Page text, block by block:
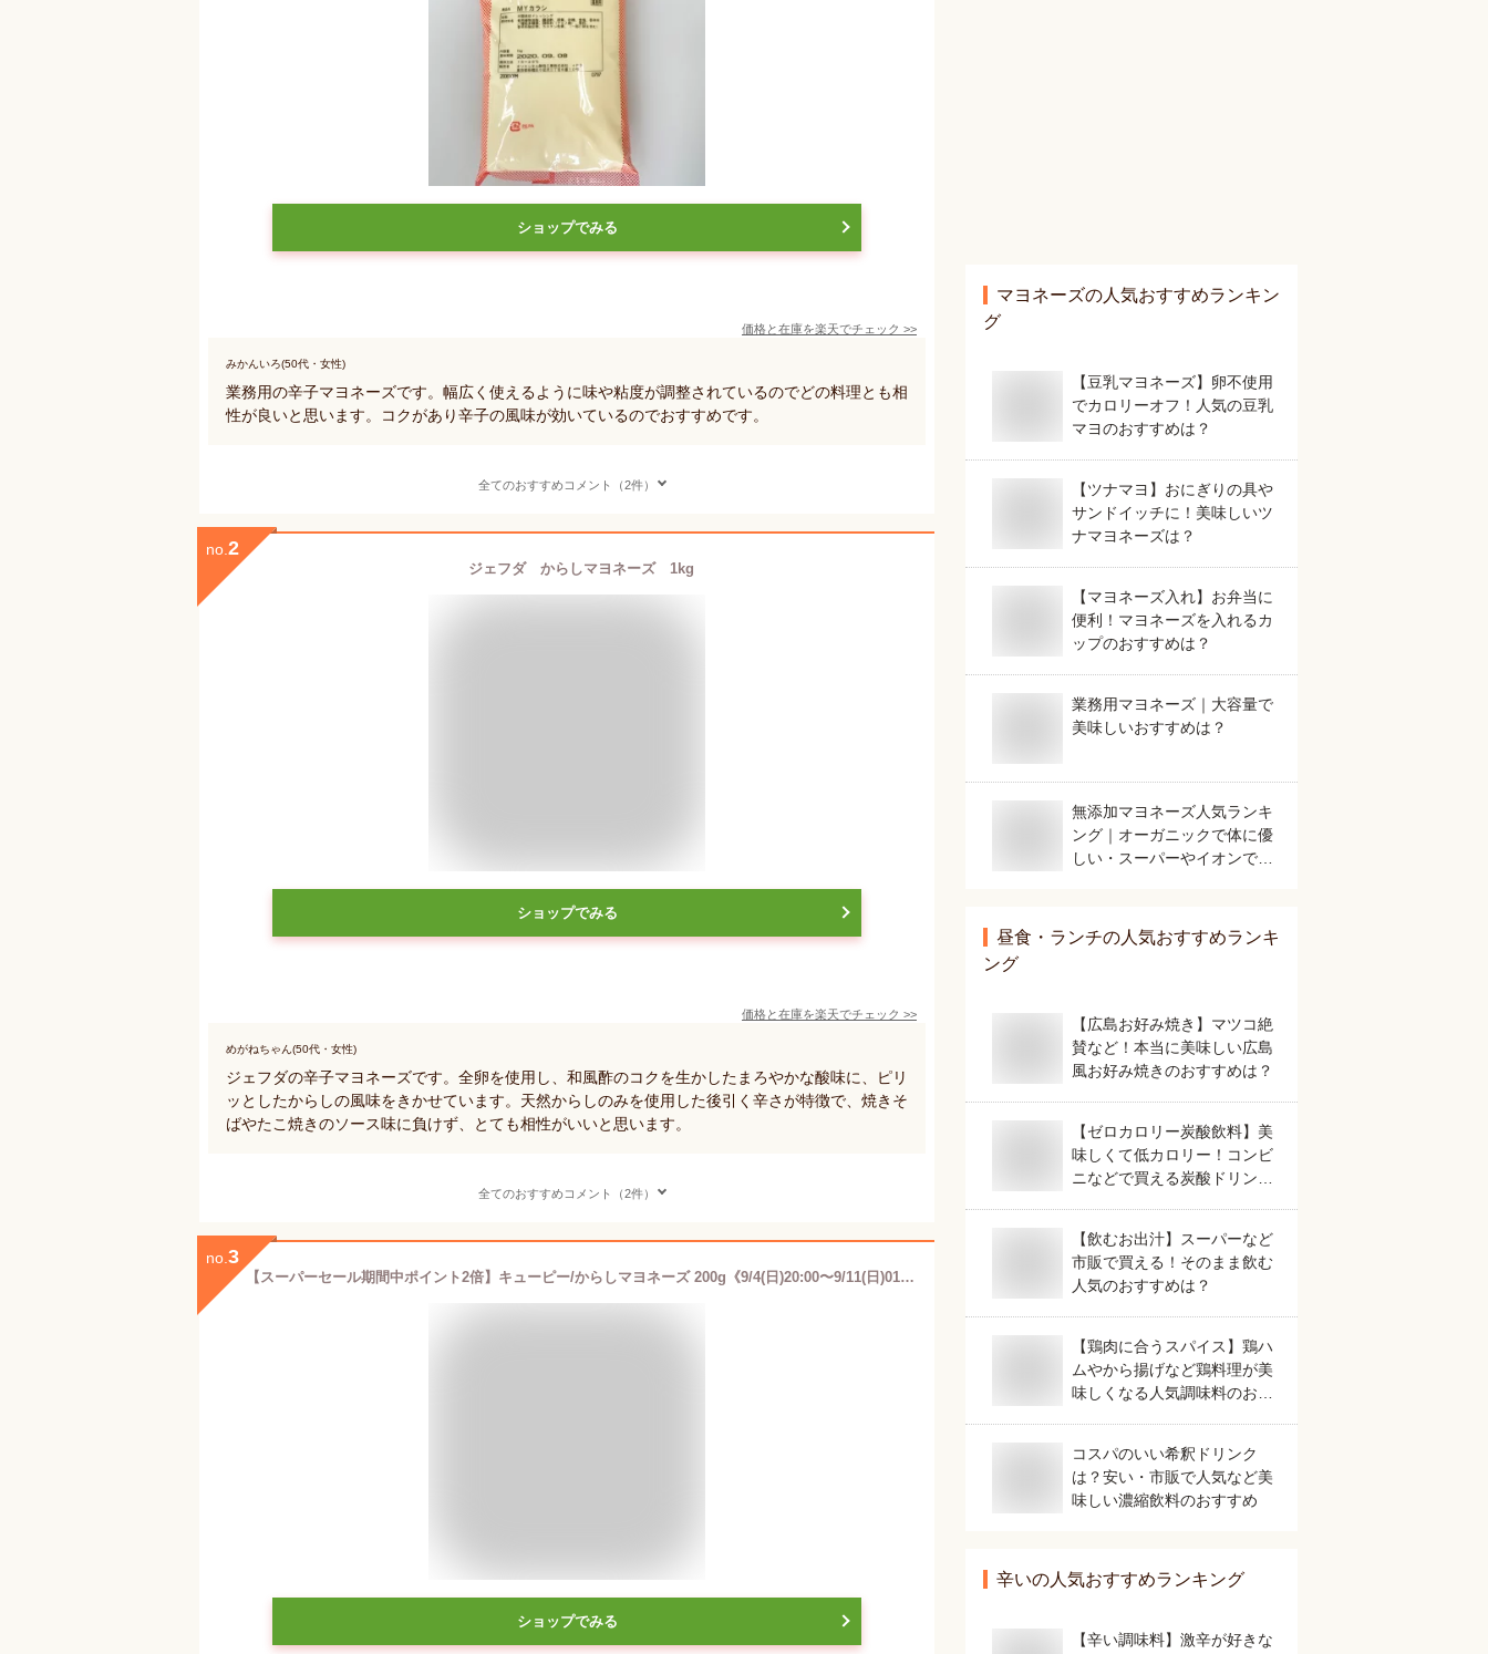
ショップでみる
価格と在庫を楽天でチェック >>
みかんいろ(50代・女性)
業務用の辛子マヨネーズです。幅広く使えるように味や粘度が調整されているのでどの料理とも相
性が良いと思います。コクがあり辛子の風味が効いているのでおすすめです。
全てのおすすめコメント（2件）
no. 2
ジェフダ からしマヨネーズ 1kg
ショップでみる
価格と在庫を楽天でチェック >>
めがねちゃん(50代・女性)
ジェフダの辛子マヨネーズです。全卵を使用し、和風酢のコクを生かしたまろやかな酸味に、ピリ
ッとしたからしの風味をきかせています。天然からしのみを使用した後引く辛さが特徴で、焼きそ
ばやたこ焼きのソース味に負けず、とても相性がいいと思います。
全てのおすすめコメント（2件）
no. 3
【スーパーセール期間中ポイント2倍】キューピー/からしマヨネーズ 200g《9/4(日)20:00〜9/11(日)01:59まで》
ショップでみる
マヨネーズの人気おすすめランキン
グ
【豆乳マヨネーズ】卵不使用
でカロリーオフ！人気の豆乳
マヨのおすすめは？
【ツナマヨ】おにぎりの具や
サンドイッチに！美味しいツ
ナマヨネーズは？
【マヨネーズ入れ】お弁当に
便利！マヨネーズを入れるカ
ップのおすすめは？
業務用マヨネーズ｜大容量で
美味しいおすすめは？
無添加マヨネーズ人気ランキ
ング｜オーガニックで体に優
しい・スーパーやイオンで買
昼食・ランチの人気おすすめランキ
ング
【広島お好み焼き】マツコ絶
賛など！本当に美味しい広島
風お好み焼きのおすすめは？
【ゼロカロリー炭酸飲料】美
味しくて低カロリー！コンビ
ニなどで買える炭酸ドリンク
【飲むお出汁】スーパーなど
市販で買える！そのまま飲む
人気のおすすめは？
【鶏肉に合うスパイス】鶏ハ
ムやから揚げなど鶏料理が美
味しくなる人気調味料のおす
コスパのいい希釈ドリンク
は？安い・市販で人気など美
味しい濃縮飲料のおすすめ
辛いの人気おすすめランキング
【辛い調味料】激辛が好きな